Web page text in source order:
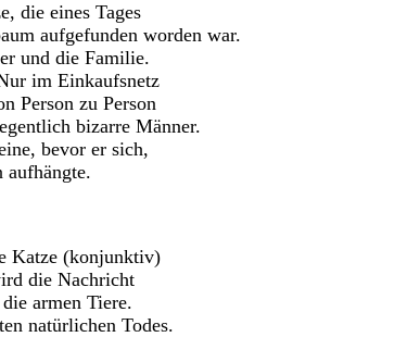
die eines Tages
aufgefunden worden war.
und die Familie.
im Einkaufsnetz
Person zu Person
bizarre Männer.
bevor er sich,
aufhängte.
Katze (konjunktiv)
die Nachricht
armen Tiere.
natürlichen Todes.